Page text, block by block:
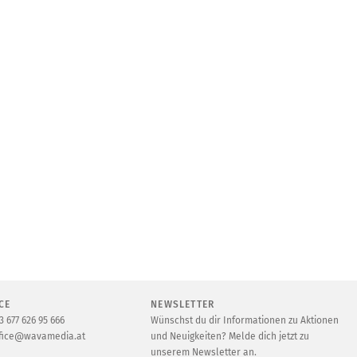
677 626 95 666
NEWSLETTER
Wünschst du dir Informationen zu Aktionen
und Neuigkeiten? Melde dich jetzt zu
unserem Newsletter an.